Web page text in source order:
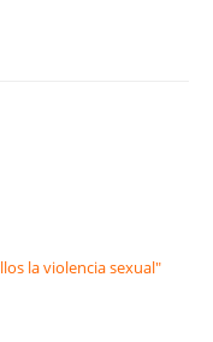
la violencia sexual"